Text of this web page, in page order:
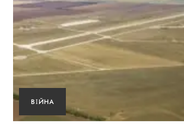
ВІЙНА